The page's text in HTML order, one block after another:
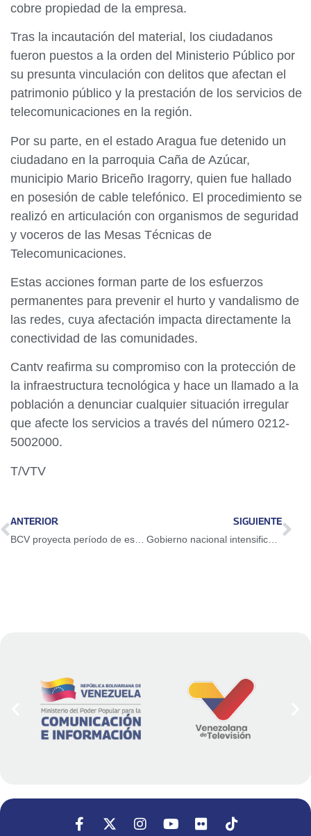
cobre propiedad de la empresa.
Tras la incautación del material, los ciudadanos
fueron puestos a la orden del Ministerio Público por
su presunta vinculación con delitos que afectan el
patrimonio público y la prestación de los servicios de
telecomunicaciones en la región.
Por su parte, en el estado Aragua fue detenido un
ciudadano en la parroquia Caña de Azúcar,
municipio Mario Briceño Iragorry, quien fue hallado
en posesión de cable telefónico. El procedimiento se
realizó en articulación con organismos de seguridad
y voceros de las Mesas Técnicas de
Telecomunicaciones.
Estas acciones forman parte de los esfuerzos
permanentes para prevenir el hurto y vandalismo de
las redes, cuya afectación impacta directamente la
conectividad de las comunidades.
Cantv reafirma su compromiso con la protección de
la infraestructura tecnológica y hace un llamado a la
población a denunciar cualquier situación irregular
que afecte los servicios a través del número 0212-
5002000.
T/VTV
ANTERIOR
BCV proyecta período de estabilidad cambiaria y descenso inflacionario
SIGUIENTE
Gobierno nacional intensificará lucha contra el contrabando